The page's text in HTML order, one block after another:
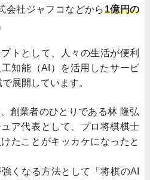
会社ジャフコなどから1億円の
トとして、人々の生活が便利
知能（AI）を活用したサービ
展開しています。
創業者のひとりである林 隆弘
ア代表として、プロ将棋棋士
たことがキッカケになったと
くなる方法として「将棋のAI